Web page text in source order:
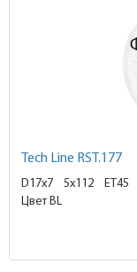
Tech Line RST.177
D17x7 5x112 ET45
Цвет BL